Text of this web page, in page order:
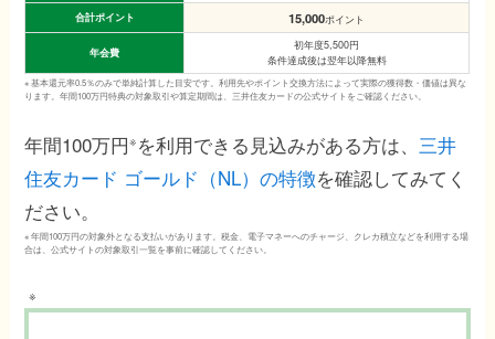
合計ポイント
15,000ポイント
年会費
初年度5,500円
条件達成後は翌年以降無料
※ 基本還元率0.5％のみで単純計算した目安です。利用先やポイント交換方法によって実際の獲得数・価値は異な
ります。年間100万円特典の対象取引や算定期間は、三井住友カードの公式サイトをご確認ください。
年間100万円※を利用できる見込みがある方は、三井
住友カード ゴールド（NL）の特徴を確認してみてく
ださい。
※ 年間100万円の対象外となる支払いがあります。税金、電子マネーへのチャージ、クレカ積立などを利用する場
合は、公式サイトの対象取引一覧を事前に確認してください。